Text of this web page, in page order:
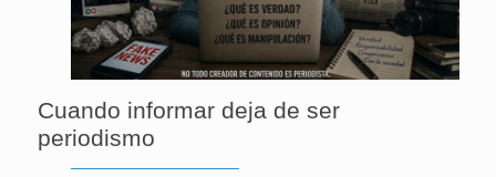
Cuando informar deja de ser
periodismo